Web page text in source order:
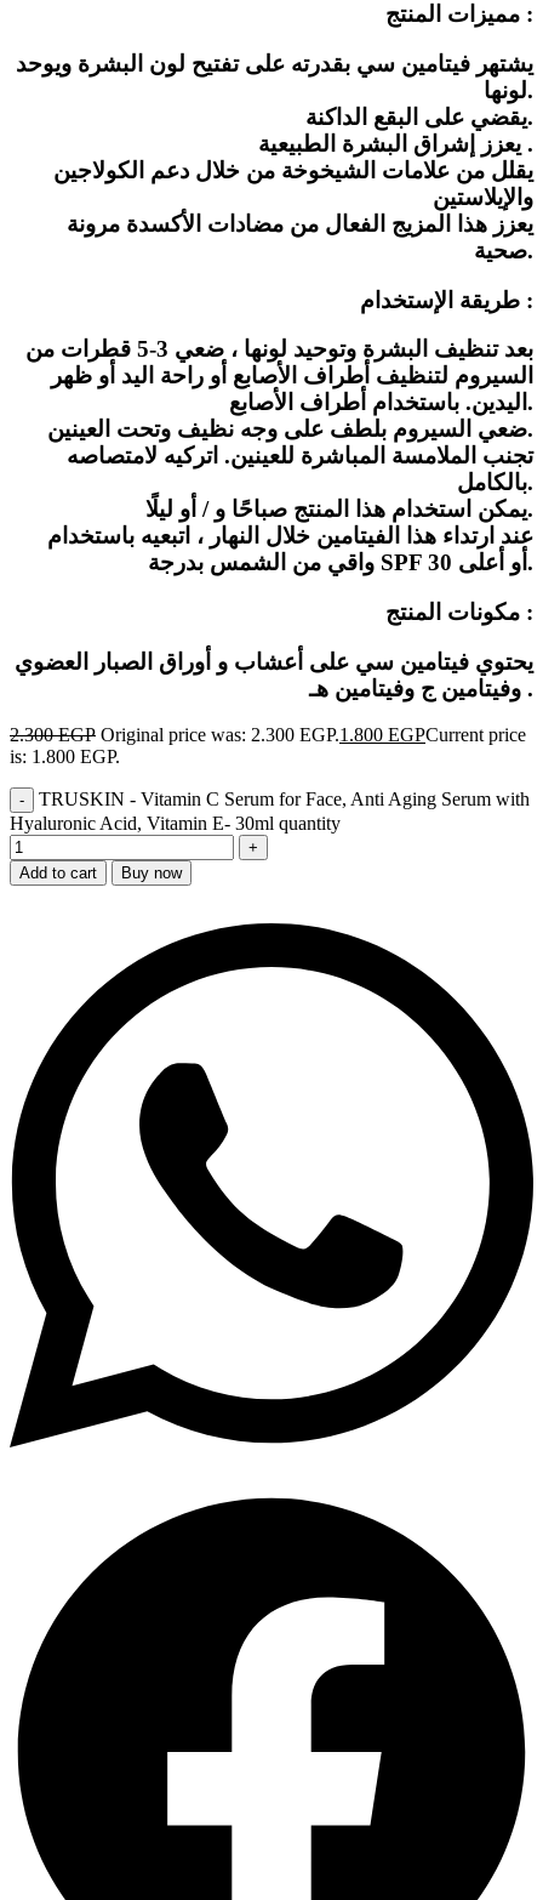
مميزات المنتج :
يشتهر فيتامين سي بقدرته على تفتيح لون البشرة ويوحد
لونها.
يقضي على البقع الداكنة.
يعزز إشراق البشرة الطبيعية .
يقلل من علامات الشيخوخة من خلال دعم الكولاجين
والإيلاستين
يعزز هذا المزيج الفعال من مضادات الأكسدة مرونة
صحية.
طريقة الإستخدام :
بعد تنظيف البشرة وتوحيد لونها ، ضعي 3-5 قطرات من
السيروم لتنظيف أطراف الأصابع أو راحة اليد أو ظهر
اليدين. باستخدام أطراف الأصابع.
ضعي السيروم بلطف على وجه نظيف وتحت العينين.
تجنب الملامسة المباشرة للعينين. اتركيه لامتصاصه
بالكامل.
يمكن استخدام هذا المنتج صباحًا و / أو ليلًا.
عند ارتداء هذا الفيتامين خلال النهار ، اتبعيه باستخدام
واقي من الشمس بدرجة SPF 30 أو أعلى.
مكونات المنتج :
يحتوي فيتامين سي على أعشاب و أوراق الصبار العضوي
وفيتامين ج وفيتامين هـ .
2.300EGP Original price was: 2.300 EGP.1.800 EGPCurrent price
is: 1.800 EGP.
TRUSKIN - Vitamin C Serum for Face, Anti Aging Serum with
Hyaluronic Acid, Vitamin E- 30ml quantity
Add to cart Buy now